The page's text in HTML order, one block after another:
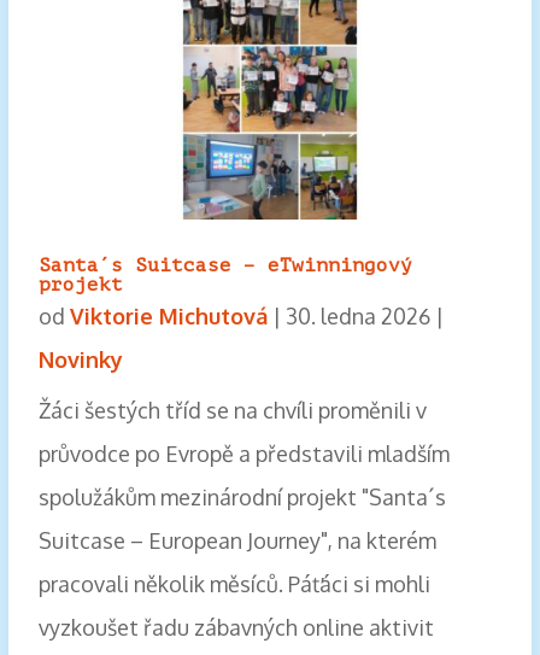
Santa´s Suitcase – eTwinningový
projekt
od Viktorie Michutová| 30. ledna 2026|
Novinky
Žáci šestých tříd se na chvíli proměnili v
průvodce po Evropě a představili mladším
spolužákům mezinárodní projekt "Santa´s
Suitcase – European Journey", na kterém
pracovali několik měsíců. Páťáci si mohli
vyzkoušet řadu zábavných online aktivit